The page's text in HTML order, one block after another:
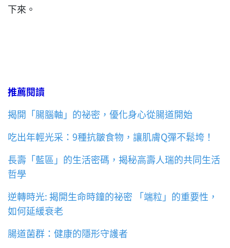
下來。
推薦閱讀
揭開「腸腦軸」的祕密，優化身心從腸道開始
吃出年輕光采：9種抗皺食物，讓肌膚Q彈不鬆垮！
長壽「藍區」的生活密碼，揭秘高壽人瑞的共同生活
哲學
逆轉時光: 揭開生命時鐘的祕密 「端粒」的重要性，
如何延緩衰老
腸道菌群：健康的隱形守護者